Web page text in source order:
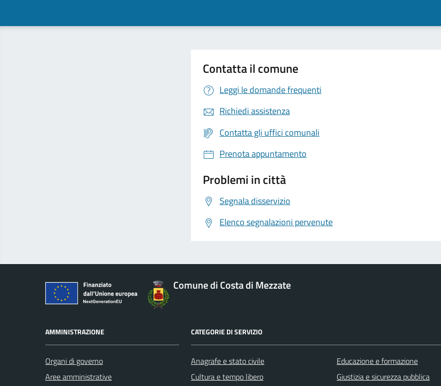
Contatta il comune
Leggi le domande frequenti
Richiedi assistenza
Contatta gli uffici comunali
Prenota appuntamento
Problemi in città
Segnala disservizio
Elenco segnalazioni pervenute
Comune di Costa di Mezzate
AMMINISTRAZIONE
Organi di governo
Aree amministrative
CATEGORIE DI SERVIZIO
Anagrafe e stato civile
Cultura e tempo libero
Educazione e formazione
Giustizia e sicurezza pubblica